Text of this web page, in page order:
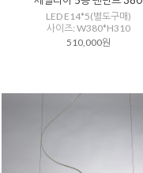
LED E14*5(별도구매)
사이즈: W380*H310
510,000원